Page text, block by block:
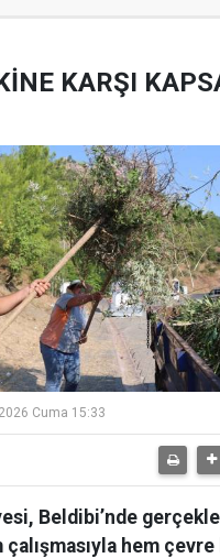
KARŞI
Cuma 15:33
Beldibi’nde
çalışmasıyla hem